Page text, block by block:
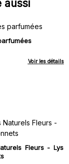
aussi
Voir les détails
Fleurs - Lys